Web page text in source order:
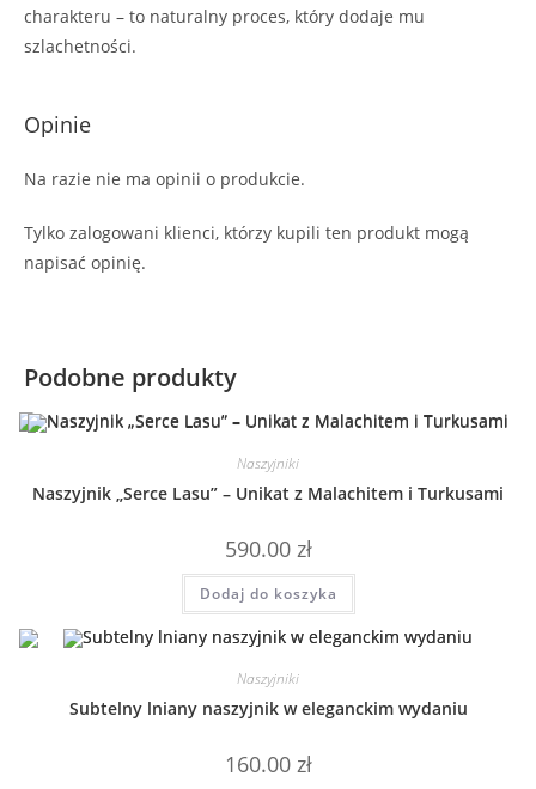
charakteru – to naturalny proces, który dodaje mu
szlachetności.
Opinie
Na razie nie ma opinii o produkcie.
Tylko zalogowani klienci, którzy kupili ten produkt mogą
napisać opinię.
Podobne produkty
Naszyjniki
Naszyjnik „Serce Lasu” – Unikat z Malachitem i Turkusami
590.00 zł
Dodaj do koszyka
Naszyjniki
Subtelny lniany naszyjnik w eleganckim wydaniu
160.00 zł